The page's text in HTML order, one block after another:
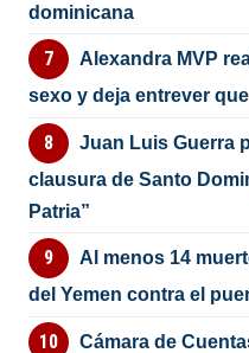
dominicana
Alexandra MVP
sexo y deja entrever
Juan Luis Guerra
clausura de Santo
Patria”
Al menos 14
del Yemen contra el
Cámara de